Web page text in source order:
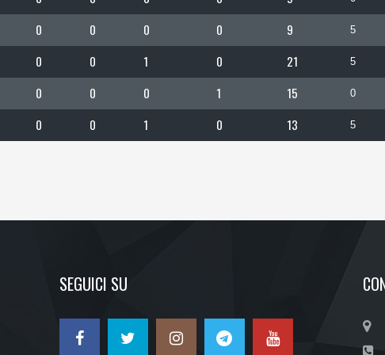
0 0 0 0 9 5
0 0 1 0 21 5
0 0 0 1 15 0
0 0 1 0 13 5
SEGUICI SU